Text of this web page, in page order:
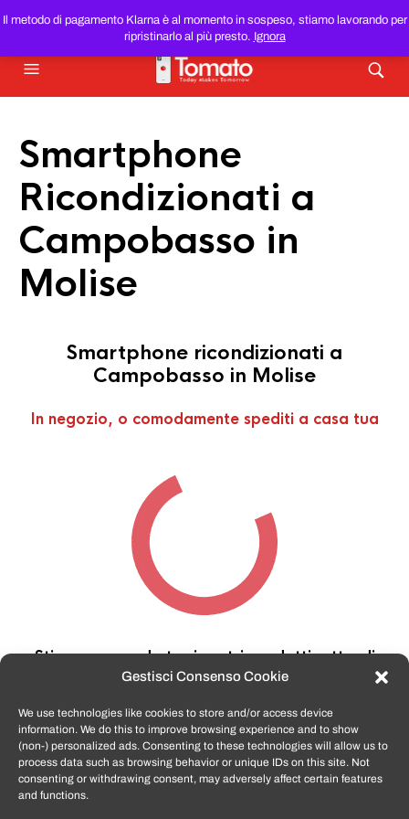
Gestisci Consenso Cookie
We use technologies like cookies to store and/or access device
information. We do this to improve browsing experience and to show
(non-) personalized ads. Consenting to these technologies will allow us to
process data such as browsing behavior or unique IDs on this site. Not
consenting or withdrawing consent, may adversely affect certain features
and functions.
Il metodo di pagamento Klarna è al momento in sospeso, stiamo lavorando per
ripristinarlo al più presto. Ignora
SMARTPHONE E TABLET RICONDIZIONATIAL MIGLIOR
PREZZO DEL WEB!
Smartphone
Ricondizionati a
Campobasso in
Molise
Smartphone ricondizionati a
Campobasso in Molise
In negozio, o comodamente spediti a casa tua
Stiamo cercando tra i nostri prodotti, attendi
qualche secondo…
TomatoSmartphone.itè lo shop n.1 in italia per
smartphone ricondizionati garantiti e certificati
di tutte le marche,APPLE, SAMSUNG, HUAWEI,
ONEPLUS, XIAOMI e tanto altro